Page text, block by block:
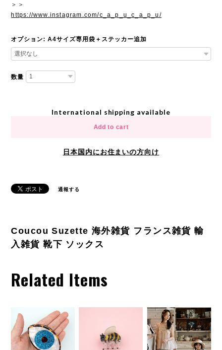
＞＞
https://www.instagram.com/c_a_p_u_c_a_p_u/
オプション: A4サイズ専用袋＋ステッカー追加
数量
International shipping available
Add to cart
日本国内にお住まいの方向け
通報する
Coucou Suzette 海外雑貨 フランス雑貨 輸
入雑貨 靴下 ソックス
Related Items